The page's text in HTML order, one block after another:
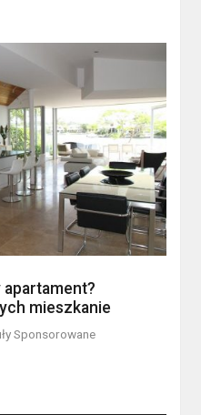
mieszkanie
Sponsorowane